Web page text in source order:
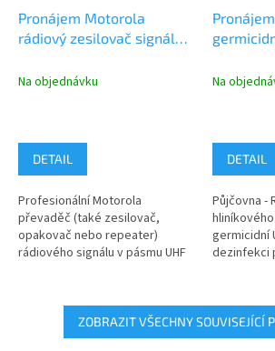
Pronájem Motorola
rádiový zesilovač signálu
Na objednávku
DETAIL
Profesionální Motorola
převaděč (také zesilovač,
opakovač nebo repeater)
rádiového signálu v pásmu UHF
techniky
Na
DETAIL
Půjčovna -
germicidní
dezinfekci
ZOBRAZIT VŠECHNY SOUVISEJÍCÍ